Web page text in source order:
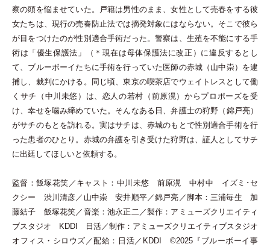
察の頭を悩ませていた。戸籍は男性のまま、女性として売春をする彼
女たちは、現行の売春防止法では摘発対象にはならない。そこで彼ら
が目をつけたのが性別適合手術だった。警察は、生殖を不能にする手
術は 「 優生保護法 」 （ ＊現在は母体保護法に改正 ） に違反するとし
て、ブルーボーイたちに手術を行っていた医師の赤城 （ 山中崇） を逮
捕し、裁判にかける。同じ頃、東京の喫茶店でウェイトレスとして働
くサチ
（ 中川未悠 ） は、恋人の若村 （ 前原滉）からプロポーズを受
け、幸せを噛み締めていた。そんなある日、弁護士の狩野 （ 錦戸亮）
がサチのもとを訪れる。実はサチは、赤城のもとで性別適合手術を行
った患者のひとり。赤城の弁護を引き受けた狩野は、証人としてサチ
に出廷してほしいと依頼する。
監督：飯塚花笑／キャスト：中川未悠 前原滉 中村中 イズミ･セ
クシー 渋川清彦／山中崇 安井順平／錦戸亮／脚本：三浦毎生 加
藤結子 飯塚花笑／音楽：池永正二／製作：アミューズクリエイティ
ブスタジオ KDDI 日活／制作：アミューズクリエイティブスタジオ
オフィス ・ シロウズ／配給：日活／KDDI ©2025『ブルーボーイ事